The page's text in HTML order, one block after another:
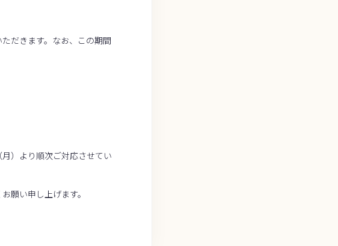
だきます。なお、この期間
）より順次ご対応させてい
願い申し上げます。